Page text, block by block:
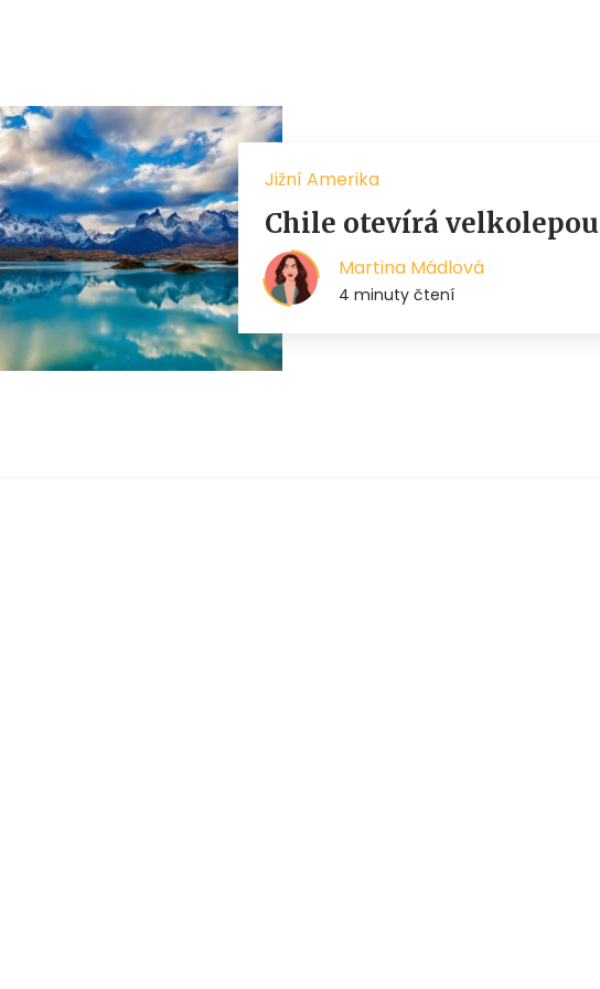
Jižní Amerika
Chile otevírá
Martina Mádlová
4 minuty čtení